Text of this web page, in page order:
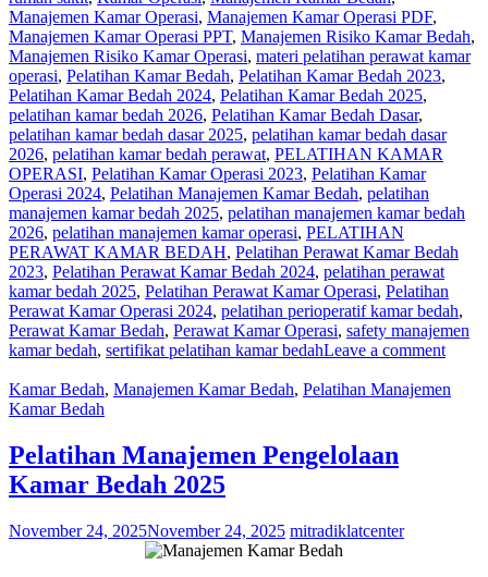
Manajemen Kamar Operasi, Manajemen Kamar Operasi PDF,
Manajemen Kamar Operasi PPT, Manajemen Risiko Kamar Bedah,
Manajemen Risiko Kamar Operasi, materi pelatihan perawat kamar
operasi, Pelatihan Kamar Bedah, Pelatihan Kamar Bedah 2023,
Pelatihan Kamar Bedah 2024, Pelatihan Kamar Bedah 2025,
pelatihan kamar bedah 2026, Pelatihan Kamar Bedah Dasar,
pelatihan kamar bedah dasar 2025, pelatihan kamar bedah dasar
2026, pelatihan kamar bedah perawat, PELATIHAN KAMAR
OPERASI, Pelatihan Kamar Operasi 2023, Pelatihan Kamar
Operasi 2024, Pelatihan Manajemen Kamar Bedah, pelatihan
manajemen kamar bedah 2025, pelatihan manajemen kamar bedah
2026, pelatihan manajemen kamar operasi, PELATIHAN
PERAWAT KAMAR BEDAH, Pelatihan Perawat Kamar Bedah
2023, Pelatihan Perawat Kamar Bedah 2024, pelatihan perawat
kamar bedah 2025, Pelatihan Perawat Kamar Operasi, Pelatihan
Perawat Kamar Operasi 2024, pelatihan perioperatif kamar bedah,
Perawat Kamar Bedah, Perawat Kamar Operasi, safety manajemen
kamar bedah, sertifikat pelatihan kamar bedahLeave a comment
Kamar Bedah, Manajemen Kamar Bedah, Pelatihan Manajemen
Kamar Bedah
Pelatihan Manajemen Pengelolaan
Kamar Bedah 2025
November 24, 2025November 24, 2025 mitradiklatcenter